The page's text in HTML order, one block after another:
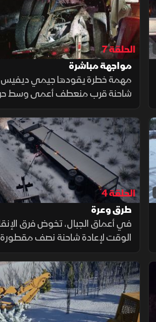
الحلقة 7
مواجهة مباشرة
مهمة خطرة يقودها جيمي ديفيس
شاحنة قرب منعطف أعمى وسط
وفي ريفيلستوك، يتعامل فريق
مقطورة مشوهة.. تحديات تكشف
الضغط
الحلقة 4
طرق وعرة
في أعماق الجبال، تخوض فرق
الوقت لإعادة شاحنة نصف
الطريق السريع 1، بينما يقود
جديدًا للتعامل مع مقطورة
كوكويالا وسط تحديات قاسية